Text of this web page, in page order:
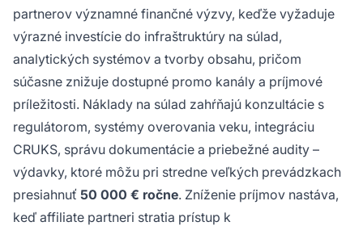
partnerov významné finančné výzvy, keďže vyžaduje
výrazné investície do infraštruktúry na súlad,
analytických systémov a tvorby obsahu, pričom
súčasne znižuje dostupné promo kanály a príjmové
príležitosti. Náklady na súlad zahŕňajú konzultácie s
regulátorom, systémy overovania veku, integráciu
CRUKS, správu dokumentácie a priebežné audity –
výdavky, ktoré môžu pri stredne veľkých prevádzkach
presiahnuť 50 000 € ročne. Zníženie príjmov nastáva,
keď affiliate partneri stratia prístup k